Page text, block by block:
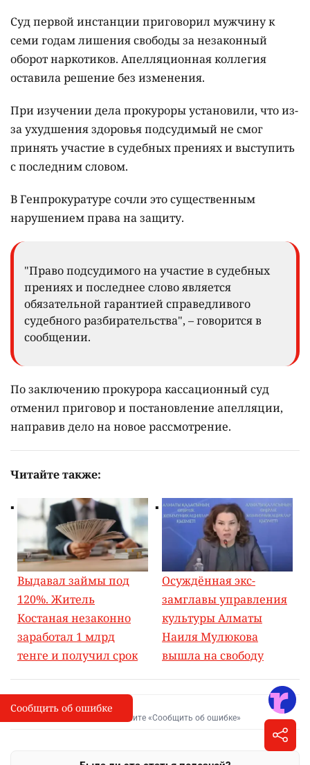
Суд первой инстанции приговорил мужчину к
семи годам лишения свободы за незаконный
оборот наркотиков. Апелляционная коллегия
оставила решение без изменения.
При изучении дела прокуроры установили, что из-
за ухудшения здоровья подсудимый не смог
принять участие в судебных прениях и выступить
с последним словом.
В Генпрокуратуре сочли это существенным
нарушением права на защиту.
"Право подсудимого на участие в судебных
прениях и последнее слово является
обязательной гарантией справедливого
судебного разбирательства", – говорится в
сообщении.
По заключению прокурора кассационный суд
отменил приговор и постановление апелляции,
направив дело на новое рассмотрение.
Читайте также:
Выдавал займы под
120%. Житель
Костаная незаконно
заработал 1 млрд
тенге и получил срок
Осуждённая экс-
замглавы управления
культуры Алматы
Наиля Мулюкова
вышла на свободу
I
Сообщить об опечатке
Выделите фрагмент и нажмите «Сообщить об ошибке»
Сообщить об ошибке